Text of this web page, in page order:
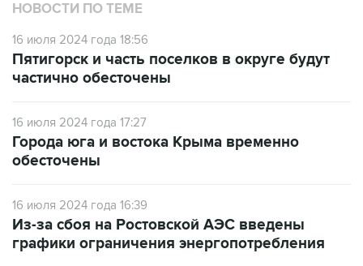
НОВОСТИ ПО ТЕМЕ
16 июля 2024 года 18:56
Пятигорск и часть поселков в округе будут
частично обесточены
16 июля 2024 года 17:27
Города юга и востока Крыма временно
обесточены
16 июля 2024 года 16:39
Из-за сбоя на Ростовской АЭС введены
графики ограничения энергопотребления